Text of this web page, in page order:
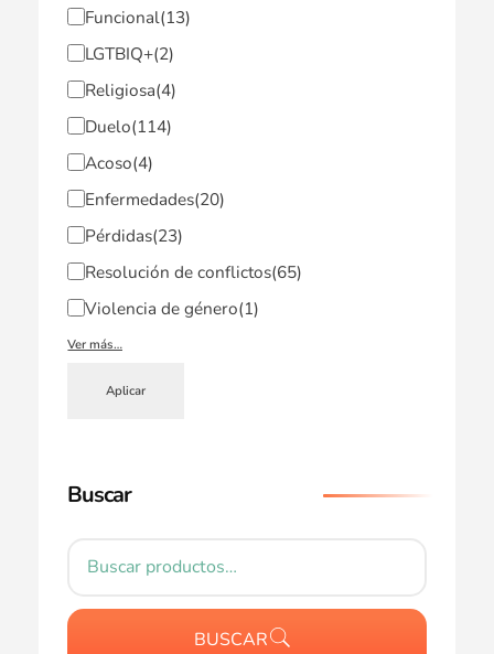
Funcional(13)
LGTBIQ+(2)
Religiosa(4)
Duelo(114)
Acoso(4)
Enfermedades(20)
Pérdidas(23)
Resolución de conflictos(65)
Violencia de género(1)
Ver más…
Aplicar
Buscar
BUSCAR